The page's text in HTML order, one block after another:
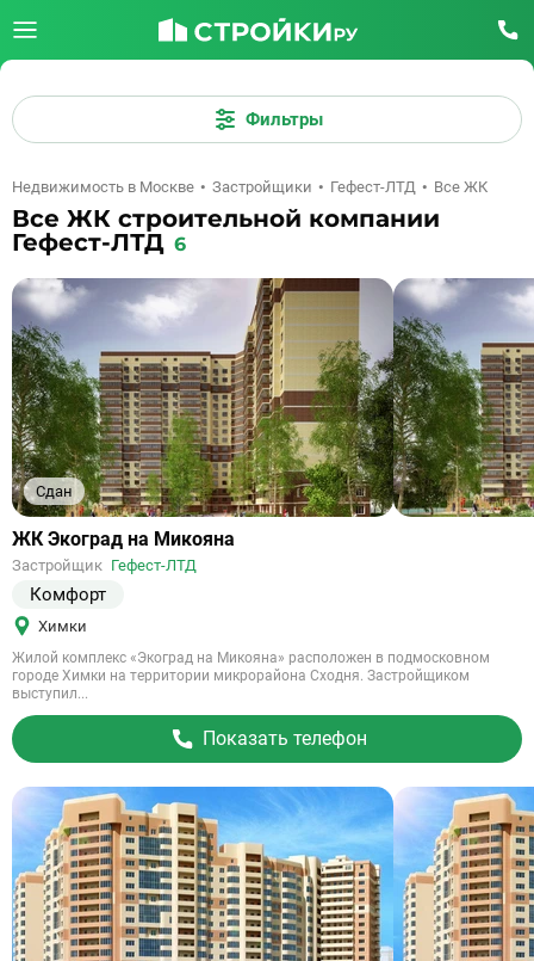
Фильтры
Недвижимость в Москве Застройщики Гефест-ЛТД Все ЖК
Все ЖК строительной компании
Гефест-ЛТД 6
Сдан
Ссылка
объект
ЖК Экоград на Микояна
Застройщик Гефест-ЛТД
Комфорт
Химки
Жилой комплекс «Экоград на Микояна» расположен в подмосковном
городе Химки на территории микрорайона Сходня. Застройщиком
выступил...
Показать телефон